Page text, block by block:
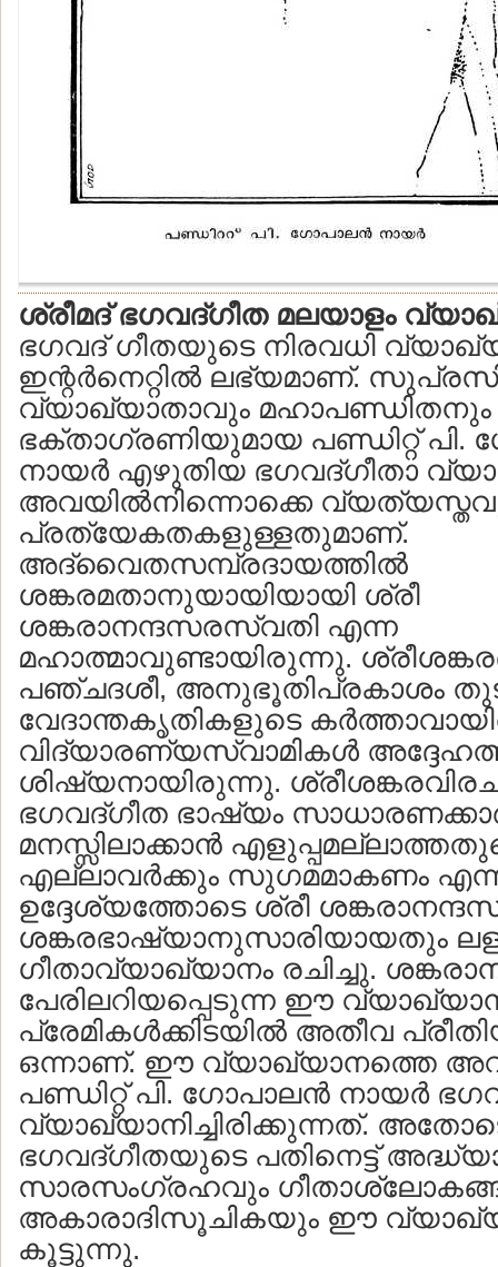
ശ്രീമദ് ഭഗവദ്ഗീത മലയാളം
ഭഗവദ് ഗീതയുടെ നിരവധി
ഇന്റര്‍നെറ്റില്‍ ലഭ്യമാണ്.
വ്യാഖ്യാതാവും മഹാപണ്ഡിതനും
ഭക്താഗ്രണിയുമായ പണ്ഡിറ്റ് പി.
നായര്‍ എഴുതിയ ഭഗവദ്ഗീതാ
അവയില്‍നിന്നൊക്കെ
പ്രത്യേകതകളുള്ളതുമാണ്.
അദ്വൈതസമ്പ്രദായത്തില്‍
ശങ്കരമതാനുയായിയായി ശ്രീ
ശങ്കരാനന്ദസരസ്വതി എന്ന
മഹാത്മാവുണ്ടായിരുന്നു.
പഞ്ചദശീ, അനുഭൂതിപ്രകാശം
വേദാന്തകൃതികളുടെ
വിദ്യാരണ്യസ്വാമികള്‍
ശിഷ്യനായിരുന്നു.
ഭഗവദ്ഗീത ഭാഷ്യം
മനസ്സിലാക്കാന്‍
എല്ലാവര്‍ക്കും സുഗമമാകണം
ഉദ്ദേശ്യത്തോടെ ശ്രീ
ശങ്കരഭാഷ്യാനുസാരിയായതും
ഗീതാവ്യാഖ്യാനം രചിച്ചു.
പേരിലറിയപ്പെടുന്ന ഈ
പ്രേമികള്‍ക്കിടയില്‍ അതീവ
ഒന്നാണ്. ഈ വ്യാഖ്യാനത്തെ
പണ്ഡിറ്റ് പി. ഗോപാലന്‍ നായര്‍
വ്യാഖ്യാനിച്ചിരിക്കുന്നത്.
ഭഗവദ്ഗീതയുടെ പതിനെട്ട്
സാരസംഗ്രഹവും
അകാരാദിസൂചികയും ഈ
കൂട്ടുന്നു.